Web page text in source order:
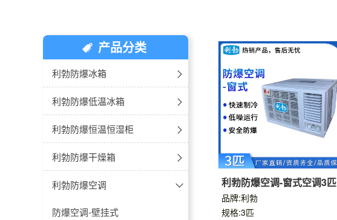
产品分类
利勃防爆冰箱
-冷藏冷柜
-单门单温
-双门双温
-卧式冰箱
-不锈钢
利勃防爆低温冰箱
-10℃~-25℃防爆低温冰箱
-20℃~-40℃防爆低温冰箱
-30℃~-60℃防爆超低温冰箱
-40℃~-86℃防爆超低温冰箱
利勃防爆恒温恒湿柜
-玻璃门款
-不锈钢款
利勃防爆干燥箱
防爆卧式-电热鼓风干燥箱
防爆卧式-电热恒温干燥箱
利勃防爆空调
防爆空调-壁挂式
利勃防爆空调-窗式空调3匹
品牌:利勃
规格:3匹